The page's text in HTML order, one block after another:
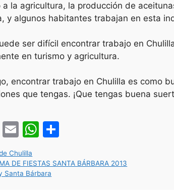
a la agricultura, la producción de
y algunos habitantes trabajan en esta
ser difícil encontrar trabajo en
en turismo y agricultura.
encontrar trabajo en Chulilla es como
que tengas. ¡Que tengas buena
w
E
m
ai
l
W
at
s
S
ar
Chulilla
DE FIESTAS SANTA BÁRBARA 2013
Santa Bárbara